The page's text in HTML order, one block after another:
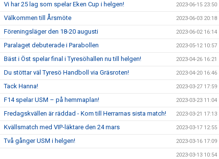
Vi har 25 lag som spelar Eken Cup i helgen! 2023-06-15 23:50
Välkommen till Årsmöte 2023-06-03 20:18
Föreningsläger den 18-20 augusti 2023-06-02 16:14
Paralaget debuterade i Parabollen 2023-05-12 10:57
Bäst i Öst spelar final i Tyresöhallen nu till helgen! 2023-04-26 16:21
Du stöttar väl Tyresö Handboll via Gräsroten! 2023-04-20 16:46
Tack Hanna! 2023-03-27 17:59
F14 spelar USM – på hemmaplan! 2023-03-23 11:04
Fredagskvällen är räddad - Kom till Herrarnas sista match! 2023-03-21 17:13
Kvällsmatch med VIP-läktare den 24 mars 2023-03-17 12:55
Två gånger USM i helgen! 2023-03-16 17:09
2023-03-13 10:54